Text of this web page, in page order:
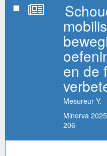
en de
Mesureur Y.
Minerva
206